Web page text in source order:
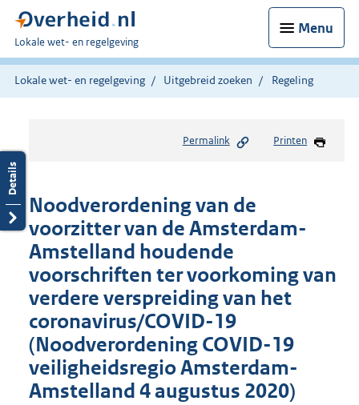
Menu
U
bent
hier:
Lokale wet- en regelgeving
Lokale wet- en regelgeving Uitgebreid zoeken Regeling
Permalink Printen
Noodverordening van de
voorzitter van de Amsterdam-
Amstelland houdende
voorschriften ter voorkoming van
verdere verspreiding van het
coronavirus/COVID-19
(Noodverordening COVID-19
veiligheidsregio Amsterdam-
Amstelland 4 augustus 2020)